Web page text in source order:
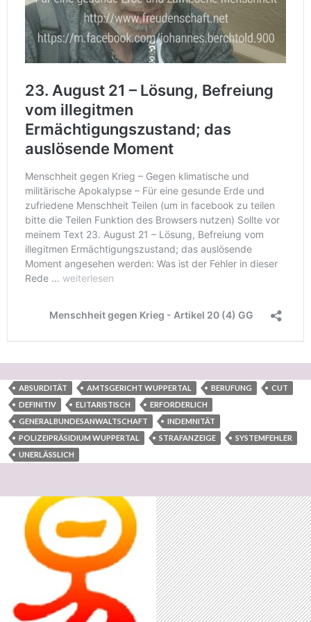
ABSURDITÄT AMTSGERICHT WUPPERTAL BERUFUNG
CUT
DEFINITIV
ELITARISTISCH
ERFORDERLICH
GENERALBUNDESANWALTSCHAFT
INDEMNITÄT
POLIZEIPRÄSIDIUM WUPPERTAL
STRAFANZEIGE
SYSTEMFEHLER
UNERLÄSSLICH